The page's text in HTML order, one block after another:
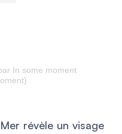
In some moment
révèle un visage